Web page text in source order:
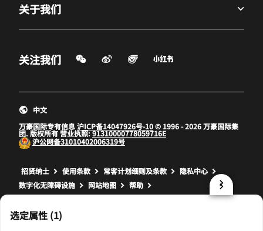
选定属性 (1)
关于我们
关注我们 微信扫一扫
微博
打开新窗口
飞猪
打开新窗口打开新窗口
万豪国际专有信息沪ICP备14047926号-10© 1996 - 2026 万豪国际集
团. 版权所有 营业执照:91310000778059716E
沪公网备31010402006319号
中文
招贤纳士 打开新窗口
使用条款 打开新窗口
常客计划细则及条款 打开新窗口
隐私中心
数字化无障碍设施
网站地图 帮助
prod32,295CF252-B465-5ABD-B41A-07173A9FA21E,NA